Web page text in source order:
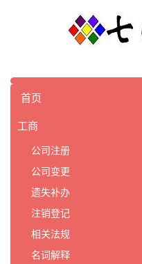
首页
工商
公司注册
公司变更
遗失补办
注销登记
相关法规
名词解释